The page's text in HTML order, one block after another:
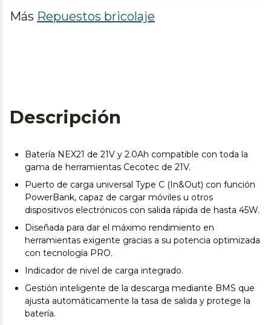
Más Repuestos bricolaje
Descripción
Batería NEX21 de 21V y 2.0Ah compatible con toda la
gama de herramientas Cecotec de 21V.
Puerto de carga universal Type C (In&Out) con función
PowerBank, capaz de cargar móviles u otros
dispositivos electrónicos con salida rápida de hasta 45W.
Diseñada para dar el máximo rendimiento en
herramientas exigente gracias a su potencia optimizada
con tecnología PRO.
Indicador de nivel de carga integrado.
Gestión inteligente de la descarga mediante BMS que
ajusta automáticamente la tasa de salida y protege la
batería.